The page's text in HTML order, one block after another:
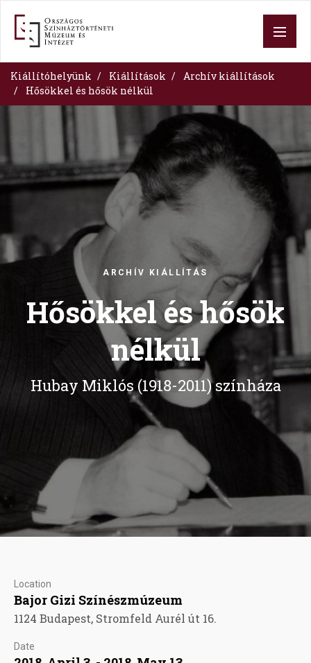
content
Kiállítóhelyünk Kiállítások
Archív kiállítások
Hősökkel és hősök nélkül
ARCHÍV KIÁLLÍTÁS
Hősökkel és hősök
nélkül
Hubay Miklós (1918-2011) színháza
Location
Bajor Gizi Színészmúzeum
1124 Budapest, Stromfeld Aurél út 16.
Date